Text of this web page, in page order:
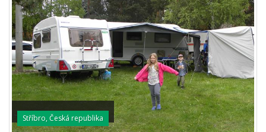
Stříbro, Česká republika